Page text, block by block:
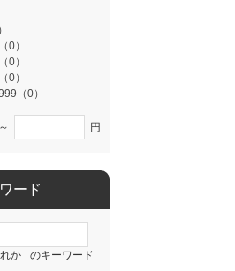
0）
0）
0）
（0）
円
ード
か
のキーワード